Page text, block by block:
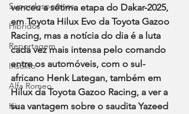
Superdesportivos
Híbridos
Reportagem
Insólito
Alfa Romeo
Kia
venceu a sétima etapa do Dakar-2025,
em Toyota Hilux Evo da Toyota Gazoo
Racing, mas a notícia do dia é a luta
cada vez mais intensa pelo comando
entre os automóveis, com o sul-
africano Henk Lategan, também em
Hilux da Toyota Gazoo Racing, a ver a
sua vantagem sobre o saudita Yazeed